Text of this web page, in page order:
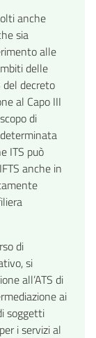
anche
sia
alle
delle
decreto
al Capo III
di
ITS può
anche in
di
si
all’ATS di
ai
soggetti
i servizi al